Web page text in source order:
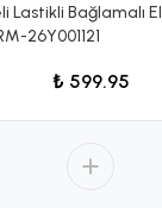
Lastikli Bağlamalı
26Y001121
₺ 599.95